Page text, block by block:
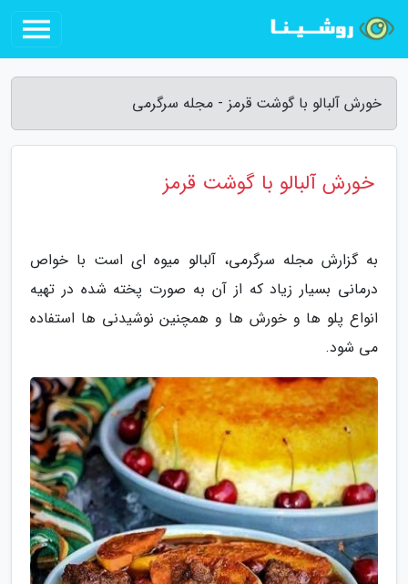
خورش آلبالو با گوشت قرمز - مجله سرگرمی
خورش آلبالو با گوشت قرمز
به گزارش مجله سرگرمی، آلبالو میوه ای است با خواص
درمانی بسیار زیاد که از آن به صورت پخته شده در تهیه
انواع پلو ها و خورش ها و همچنین نوشیدنی ها استفاده
می شود.